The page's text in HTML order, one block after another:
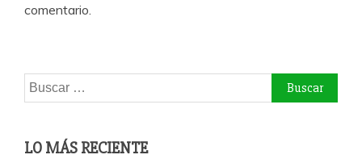
comentario.
Buscar:
LO MÁS RECIENTE